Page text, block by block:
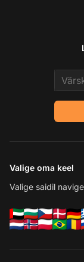
Email
Valige oma keel
Valige saidil